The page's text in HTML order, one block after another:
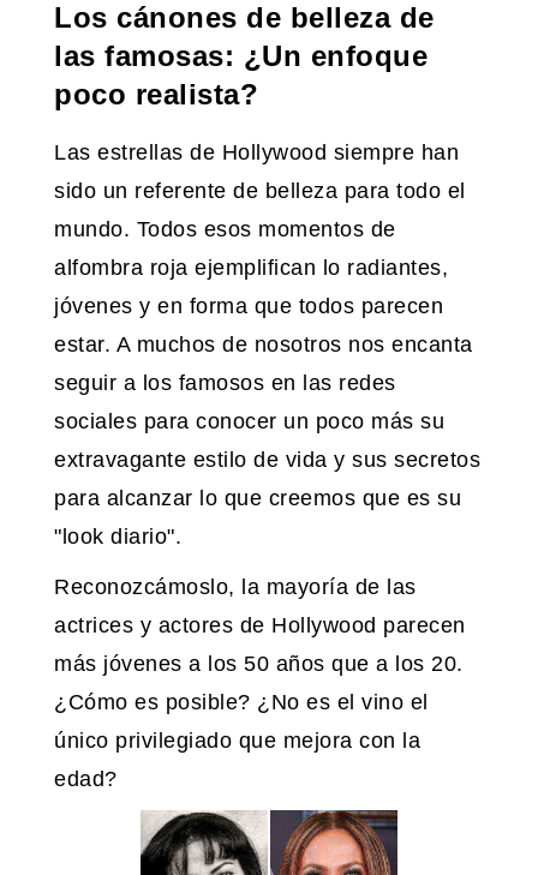
Los cánones de belleza de
las famosas: ¿Un enfoque
poco realista?
Las estrellas de Hollywood siempre han
sido un referente de belleza para todo el
mundo. Todos esos momentos de
alfombra roja ejemplifican lo radiantes,
jóvenes y en forma que todos parecen
estar. A muchos de nosotros nos encanta
seguir a los famosos en las redes
sociales para conocer un poco más su
extravagante estilo de vida y sus secretos
para alcanzar lo que creemos que es su
"look diario".
Reconozcámoslo, la mayoría de las
actrices y actores de Hollywood parecen
más jóvenes a los 50 años que a los 20.
¿Cómo es posible? ¿No es el vino el
único privilegiado que mejora con la
edad?